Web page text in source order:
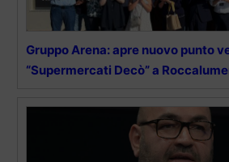
Gruppo Arena: apre nuovo punto
“Supermercati Decò” a